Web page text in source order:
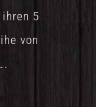
5
von